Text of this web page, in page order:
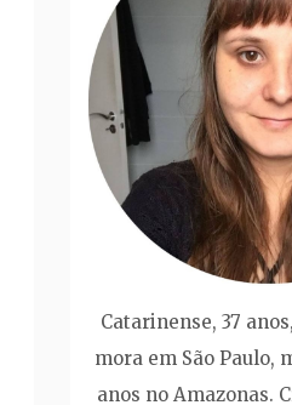
Catarinense, 37
mora em São Paulo,
anos no Amazonas.